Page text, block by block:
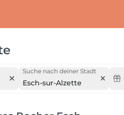
Suche nach deiner Stadt
Esch-sur-Alzette